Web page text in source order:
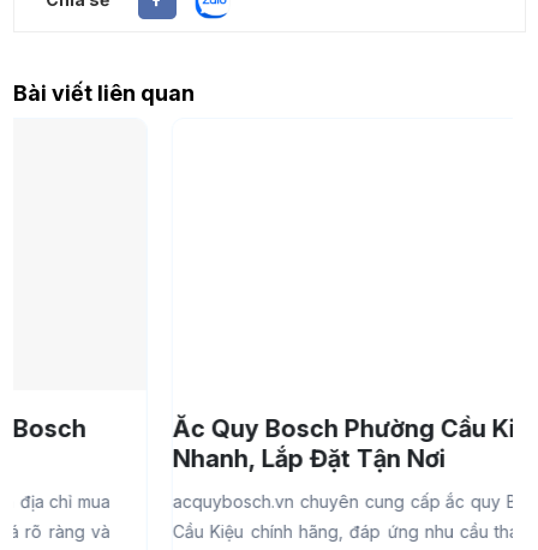
Bài viết liên quan
Ắc Quy Bosch Phường Cầu Kiệu – Giao
Nhanh, Lắp Đặt Tận Nơi
acquybosch.vn chuyên cung cấp ắc quy Bosch phường
Cầu Kiệu chính hãng, đáp ứng nhu cầu thay bình nhanh